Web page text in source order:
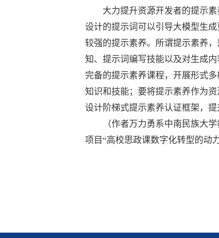
大力提升资源开发者的提示素
设计的提示词可以引导大模型生
较强的提示素养。所谓提示素养
知、提示词编写技能以及对生成
完备的提示素养课程，开展形式
知识和技能；要将提示素养作为
设计阶梯式提示素养认证框架，
（作者万力勇系中南民族大学
项目“高校思政课数字化转型的动